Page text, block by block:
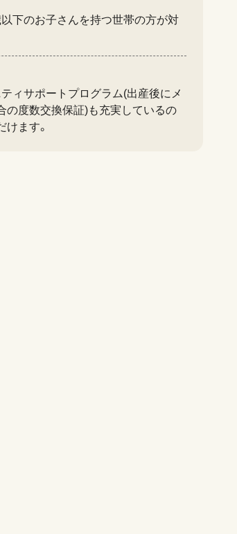
下のお子さんを持つ世帯の方が対
ィサポートプログラム(出産後にメ
の度数交換保証)も充実しているの
ます。